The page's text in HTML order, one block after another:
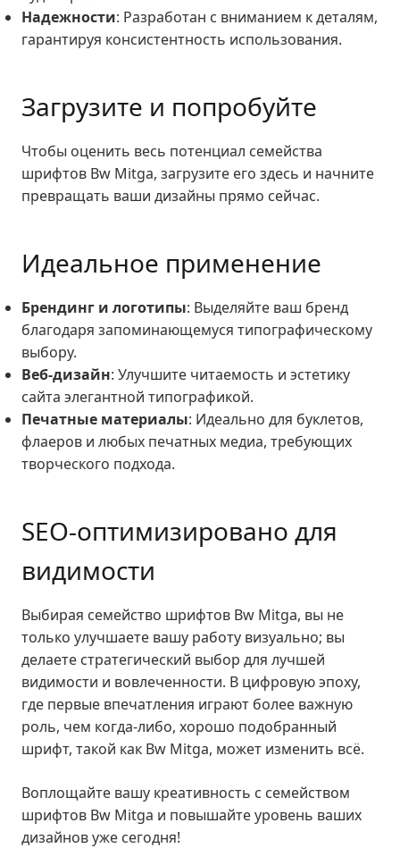
Надежности: Разработан с вниманием к деталям,
гарантируя консистентность использования.
Загрузите и попробуйте
Чтобы оценить весь потенциал семейства
шрифтов Bw Mitga, загрузите его здесь и начните
превращать ваши дизайны прямо сейчас.
Идеальное применение
Брендинг и логотипы: Выделяйте ваш бренд
благодаря запоминающемуся типографическому
выбору.
Веб-дизайн: Улучшите читаемость и эстетику
сайта элегантной типографикой.
Печатные материалы: Идеально для буклетов,
флаеров и любых печатных медиа, требующих
творческого подхода.
SEO-оптимизировано для
видимости
Выбирая семейство шрифтов Bw Mitga, вы не
только улучшаете вашу работу визуально; вы
делаете стратегический выбор для лучшей
видимости и вовлеченности. В цифровую эпоху,
где первые впечатления играют более важную
роль, чем когда-либо, хорошо подобранный
шрифт, такой как Bw Mitga, может изменить всё.
Воплощайте вашу креативность с семейством
шрифтов Bw Mitga и повышайте уровень ваших
дизайнов уже сегодня!